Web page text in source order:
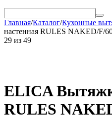
Главная/Каталог/Кухонные
настенная RULES NAKED/F/
29 из 49
ELICA
RULES